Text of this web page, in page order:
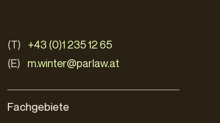
(T)
+43 (0)1 235 12 65
(E)
m.winter@parlaw.at
Fachgebiete